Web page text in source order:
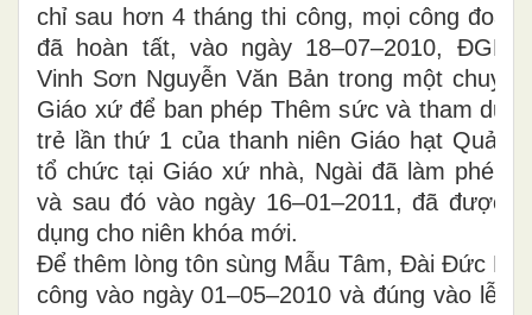
chỉ sau hơn 4 tháng thi công, mọi công đoạn
đã hoàn tất, vào ngày 18–07–2010, ĐGM
Vinh Sơn Nguyễn Văn Bản trong một
Giáo xứ để ban phép Thêm sức và tham dự
trẻ lần thứ 1 của thanh niên Giáo hạt
tổ chức tại Giáo xứ nhà, Ngài đã làm phép
và sau đó vào ngày 16–01–2011, đã được
dụng cho niên khóa mới.
Để thêm lòng tôn sùng Mẫu Tâm, Đài Đức
công vào ngày 01–05–2010 và đúng vào lễ